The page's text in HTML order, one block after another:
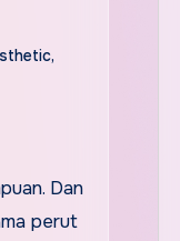
,
Dan
perut